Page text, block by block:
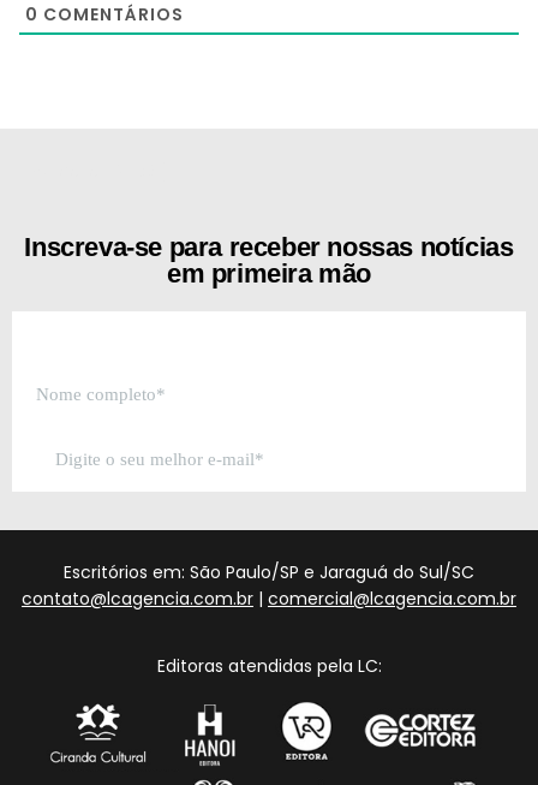
0 COMENTÁRIOS
Inscreva-se para receber nossas notícias
em primeira mão
Escritórios em: São Paulo/SP e Jaraguá do Sul/SC
contato@lcagencia.com.br | comercial@lcagencia.com.br
Editoras atendidas pela LC: